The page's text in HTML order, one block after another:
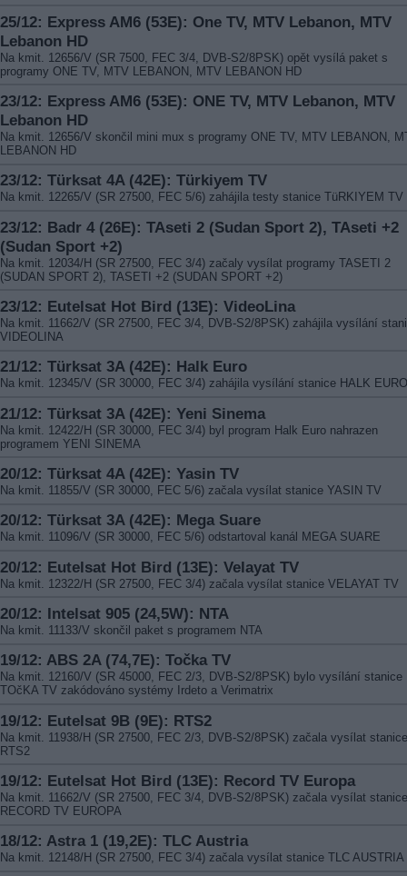
25/12: Express AM6 (53E): One TV, MTV Lebanon, MTV
Lebanon HD
Na kmit. 12656/V (SR 7500, FEC 3/4, DVB-S2/8PSK) opět vysílá paket s
programy ONE TV, MTV LEBANON, MTV LEBANON HD
23/12: Express AM6 (53E): ONE TV, MTV Lebanon, MTV
Lebanon HD
Na kmit. 12656/V skončil mini mux s programy ONE TV, MTV LEBANON,
LEBANON HD
23/12: Türksat 4A (42E): Türkiyem TV
Na kmit. 12265/V (SR 27500, FEC 5/6) zahájila testy stanice TüRKIYEM TV
23/12: Badr 4 (26E): TAseti 2 (Sudan Sport 2), TAseti +2
(Sudan Sport +2)
Na kmit. 12034/H (SR 27500, FEC 3/4) začaly vysílat programy TASETI 2
(SUDAN SPORT 2), TASETI +2 (SUDAN SPORT +2)
23/12: Eutelsat Hot Bird (13E): VideoLina
Na kmit. 11662/V (SR 27500, FEC 3/4, DVB-S2/8PSK) zahájila vysílání
VIDEOLINA
21/12: Türksat 3A (42E): Halk Euro
Na kmit. 12345/V (SR 30000, FEC 3/4) zahájila vysílání stanice HALK EURO
21/12: Türksat 3A (42E): Yeni Sinema
Na kmit. 12422/H (SR 30000, FEC 3/4) byl program Halk Euro nahrazen
programem YENI SINEMA
20/12: Türksat 4A (42E): Yasin TV
Na kmit. 11855/V (SR 30000, FEC 5/6) začala vysílat stanice YASIN TV
20/12: Türksat 3A (42E): Mega Suare
Na kmit. 11096/V (SR 30000, FEC 5/6) odstartoval kanál MEGA SUARE
20/12: Eutelsat Hot Bird (13E): Velayat TV
Na kmit. 12322/H (SR 27500, FEC 3/4) začala vysílat stanice VELAYAT TV
20/12: Intelsat 905 (24,5W): NTA
Na kmit. 11133/V skončil paket s programem NTA
19/12: ABS 2A (74,7E): Točka TV
Na kmit. 12160/V (SR 45000, FEC 2/3, DVB-S2/8PSK) bylo vysílání stanice
TOčKA TV zakódováno systémy Irdeto a Verimatrix
19/12: Eutelsat 9B (9E): RTS2
Na kmit. 11938/H (SR 27500, FEC 2/3, DVB-S2/8PSK) začala vysílat stanice
RTS2
19/12: Eutelsat Hot Bird (13E): Record TV Europa
Na kmit. 11662/V (SR 27500, FEC 3/4, DVB-S2/8PSK) začala vysílat stanice
RECORD TV EUROPA
18/12: Astra 1 (19,2E): TLC Austria
Na kmit. 12148/H (SR 27500, FEC 3/4) začala vysílat stanice TLC AUSTRIA